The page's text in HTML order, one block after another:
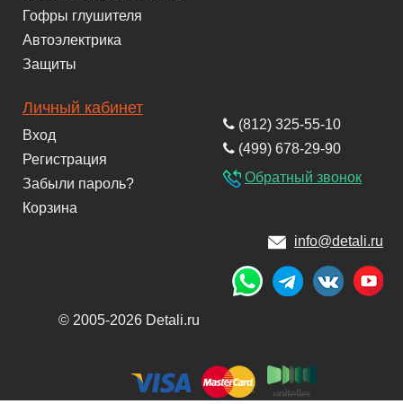
Гофры глушителя
Автоэлектрика
Защиты
Личный кабинет
Вход
Регистрация
Забыли пароль?
Корзина
(812) 325-55-10
(499) 678-29-90
Обратный звонок
info@detali.ru
© 2005-2026 Detali.ru